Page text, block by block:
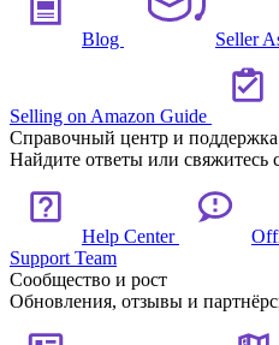
Blog Seller
Selling on Amazon Guide
Справочный центр и поддержка
Найдите ответы или свяжитесь
Help Center
Support Team
Сообщество и рост
Обновления, отзывы и